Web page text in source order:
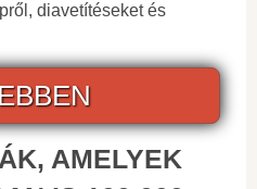
diavetítéseket és
AMELYEK